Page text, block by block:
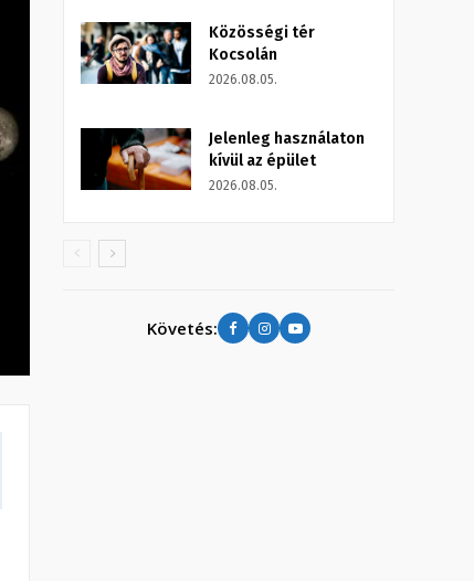
Közösségi tér
Kocsolán
2026.08.05.
Jelenleg használaton
kívül az épület
2026.08.05.
Követés: